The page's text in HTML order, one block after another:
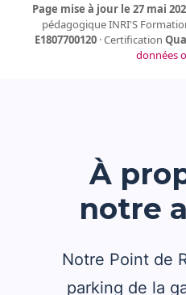
Page mise à jour le 27 mai
pédagogique INRI'S
E1807700120 · Certification
données
À
notre
Notre Point de
parking de la